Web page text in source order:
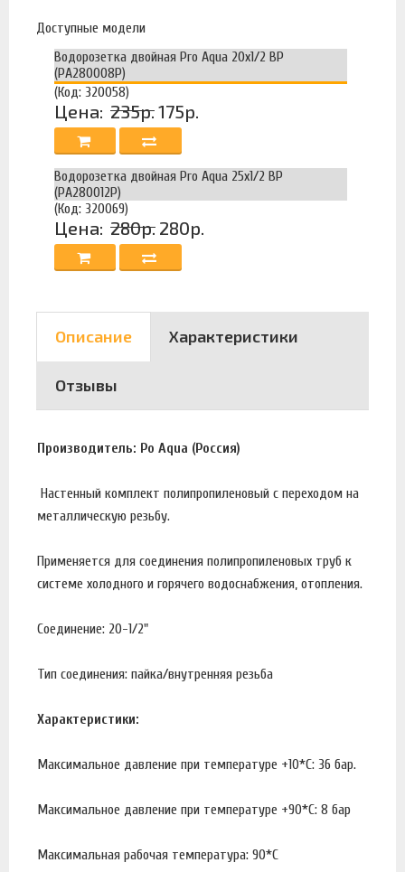
Доступные модели
Водорозетка двойная Pro Aqua 20х1/2 ВР
(РА280008Р)
(Код: 320058)
Цена: 235р.175р.
Водорозетка двойная Pro Aqua 25х1/2 ВР
(РА280012Р)
(Код: 320069)
Цена: 280р. 280р.
Описание Характеристики
Отзывы
Производитель: Po Aqua (Россия)
Настенный комплект полипропиленовый с переходом на
металлическую резьбу.
Применяется для соединения полипропиленовых труб к
системе холодного и горячего водоснабжения, отопления.
Соединение: 20-1/2"
Тип соединения: пайка/внутренняя резьба
Характеристики:
Максимальное давление при температуре +10*С: 36 бар.
Максимальное давление при температуре +90*С: 8 бар
Максимальная рабочая температура: 90*С